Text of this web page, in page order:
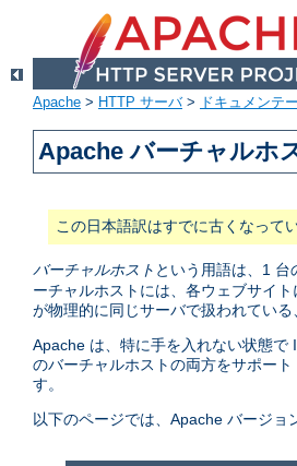
Apache > HTTP サーバ> ドキュメンテ
Apache バーチャルホ
この日本語訳はすでに古くなって
バーチャルホスト という用語は、1 台
ーチャルホストには、各ウェブサイ
が物理的に同じサーバで扱われてい
Apache は、特に手を入れない状態で
のバーチャルホストの両方をサポー
す。
以下のページでは、Apache バージョ